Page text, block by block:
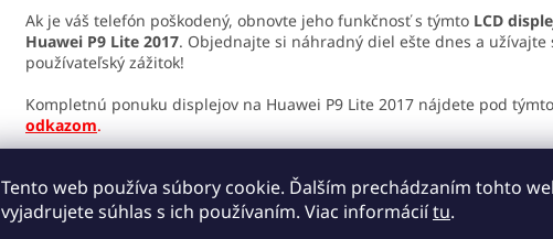
Tento web používa súbory cookie. Ďalším prechádzaním tohto
vyjadrujete súhlas s ich používaním. Viac informáciítu.
Ak je váš telefón poškodený, obnovte jeho funkčnosť s týmto LCD
Huawei P9 Lite 2017. Objednajte si náhradný diel ešte dnes a užívajte
používateľský zážitok!
Kompletnú ponuku displejov na Huawei P9 Lite 2017 nájdete pod týmto
odkazom.
Montáž: